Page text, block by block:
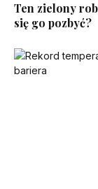
Ten zielony
się go pozbyć?